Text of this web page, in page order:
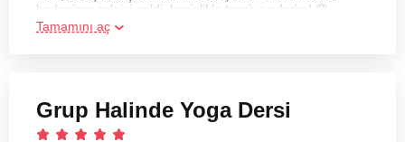
bedenime çok iyi geldi, kesinlikle tavsiye ederim! 🌸
Tamamını aç
Grup Halinde Yoga Dersi